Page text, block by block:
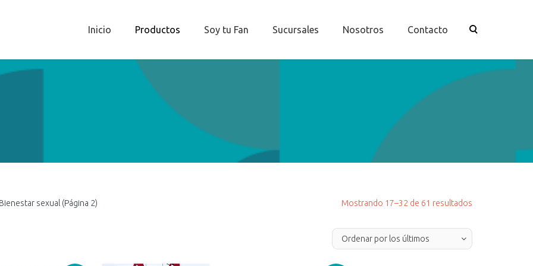
Inicio Productos Soy tu Fan Sucursales Nosotros Contacto
Bienestar sexual (Página 2) Mostrando 17–32 de 61 resultados
los